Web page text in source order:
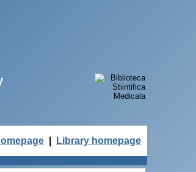
Library homepage